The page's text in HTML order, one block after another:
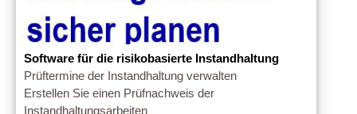
Software für die risikobasierte Instandhaltung
Prüftermine der Instandhaltung verwalten
Erstellen Sie einen Prüfnachweis der
Instandhaltungsarbeiten